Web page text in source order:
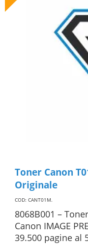
Toner Canon
Originale
COD: CANT01M.
8068B001 –
Canon IMAGE
39.500 pagine al